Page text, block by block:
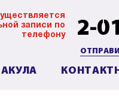
записи по
телефону
2-